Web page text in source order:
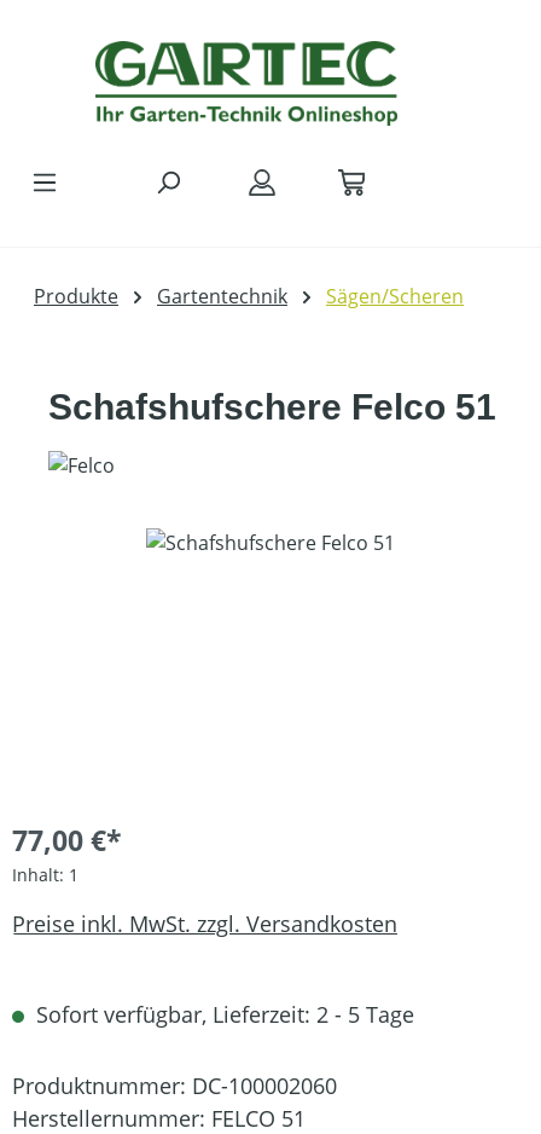
Produkte Gartentechnik Sägen/Scheren
Schafshufschere Felco 51
Bildergalerie überspringen
77,00 €*
Inhalt: 1
Preise inkl. MwSt. zzgl. Versandkosten
Sofort verfügbar, Lieferzeit: 2 - 5 Tage
Produktnummer: DC-100002060
Herstellernummer: FELCO 51